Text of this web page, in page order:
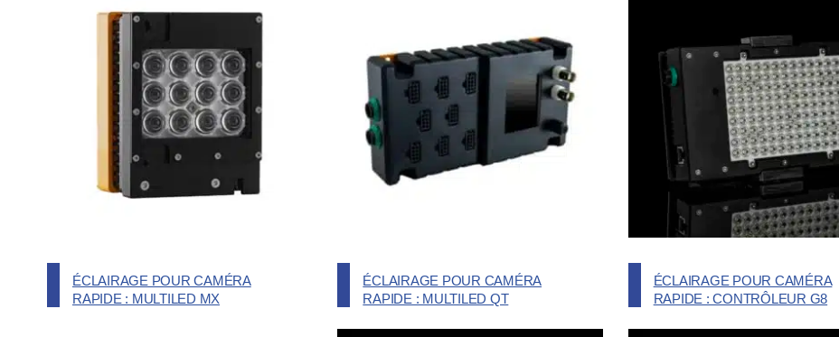
ÉCLAIRAGE POUR CAMÉRA
RAPIDE : MULTILED MX
ÉCLAIRAGE POUR CAMÉRA
RAPIDE : MULTILED QT
ÉCLAIRAGE POUR CAMÉRA
RAPIDE : CONTRÔLEUR G8